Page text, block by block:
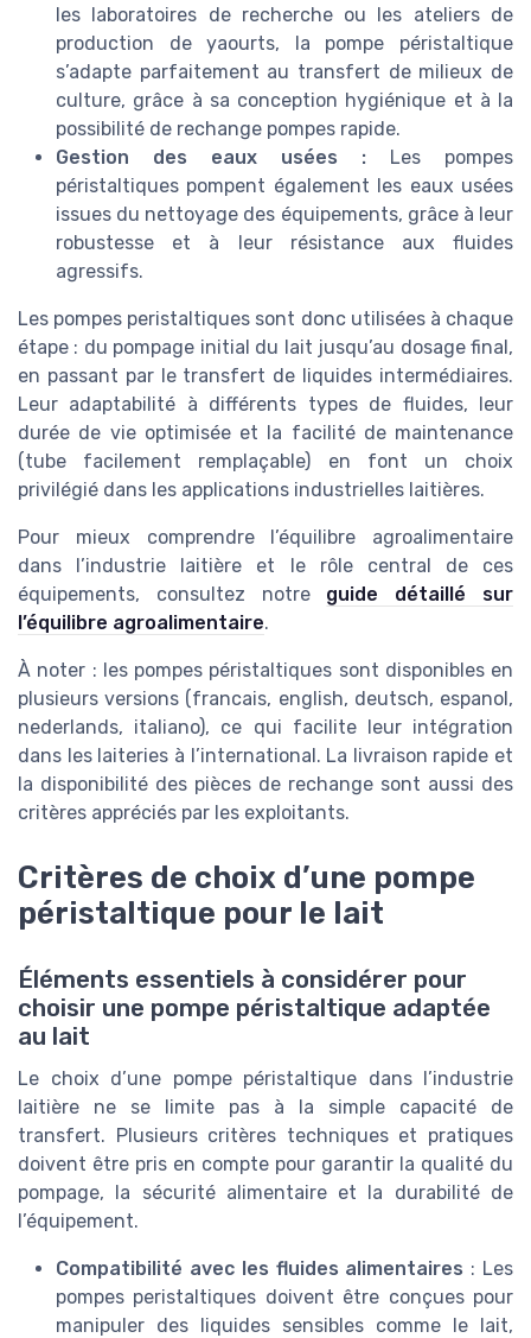
les laboratoires de recherche ou les ateliers de
production de yaourts, la pompe péristaltique
s’adapte parfaitement au transfert de milieux de
culture, grâce à sa conception hygiénique et à la
possibilité de rechange pompes rapide.
Gestion des eaux usées : Les pompes
péristaltiques pompent également les eaux usées
issues du nettoyage des équipements, grâce à leur
robustesse et à leur résistance aux fluides
agressifs.
Les pompes peristaltiques sont donc utilisées à chaque
étape : du pompage initial du lait jusqu’au dosage final,
en passant par le transfert de liquides intermédiaires.
Leur adaptabilité à différents types de fluides, leur
durée de vie optimisée et la facilité de maintenance
(tube facilement remplaçable) en font un choix
privilégié dans les applications industrielles laitières.
Pour mieux comprendre l’équilibre agroalimentaire
dans l’industrie laitière et le rôle central de ces
équipements, consultez notre guide détaillé sur
l’équilibre agroalimentaire.
À noter : les pompes péristaltiques sont disponibles en
plusieurs versions (francais, english, deutsch, espanol,
nederlands, italiano), ce qui facilite leur intégration
dans les laiteries à l’international. La livraison rapide et
la disponibilité des pièces de rechange sont aussi des
critères appréciés par les exploitants.
Critères de choix d’une pompe
péristaltique pour le lait
Éléments essentiels à considérer pour
choisir une pompe péristaltique adaptée
au lait
Le choix d’une pompe péristaltique dans l’industrie
laitière ne se limite pas à la simple capacité de
transfert. Plusieurs critères techniques et pratiques
doivent être pris en compte pour garantir la qualité du
pompage, la sécurité alimentaire et la durabilité de
l’équipement.
Compatibilité avec les fluides alimentaires : Les
pompes peristaltiques doivent être conçues pour
manipuler des liquides sensibles comme le lait,